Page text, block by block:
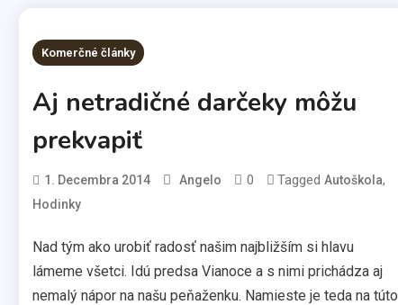
Komerčné články
Aj netradičné darčeky môžu
prekvapiť
1. Decembra 2014 Angelo 0 Tagged Autoškola,
Hodinky
Nad tým ako urobiť radosť našim najbližším si hlavu
lámeme všetci. Idú predsa Vianoce a s nimi prichádza aj
nemalý nápor na našu peňaženku. Namieste je teda na túto